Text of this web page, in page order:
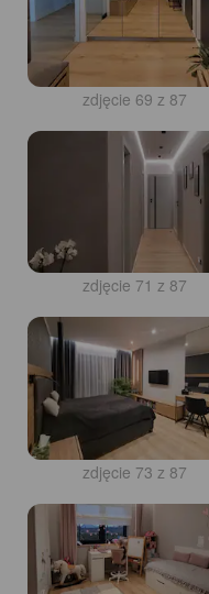
zdjęcie 69 z 87
zdjęcie 71 z 87
zdjęcie 73 z 87